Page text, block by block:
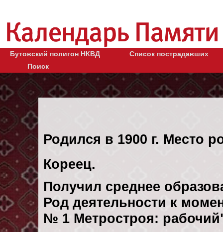
Бутовский полигон НКВД
Список пострадавших
Поиск
Родился в 1900 г. Место
Кореец.
Получил среднее
Род деятельности к
№ 1 Метростроя: